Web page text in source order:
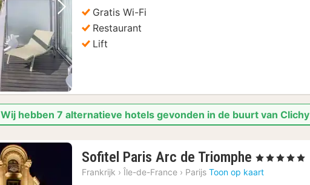
Volgende foto
Gratis Wi-Fi
Restaurant
Lift
Wij hebben 7 alternatieve hotels gevonden in de buurt van Clichy
Sofitel Paris Arc de Triomphe 1
nacht
, 5 Sterren
Frankrijk › Île-de-France › Parijs Toon op kaart